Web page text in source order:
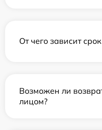
От чего зависит
Возможен ли
лицом?